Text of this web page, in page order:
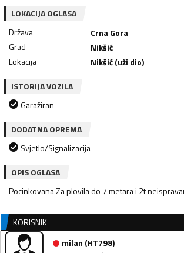
LOKACIJA OGLASA
Država
Crna Gora
Grad
Nikšić
Lokacija
Nikšić (uži dio)
ISTORIJA VOZILA
Garažiran
DODATNA OPREMA
Svjetlo/Signalizacija
OPIS OGLASA
Pocinkovana Za plovila do 7 metara i 2t
KORISNIK
milan (HT798)